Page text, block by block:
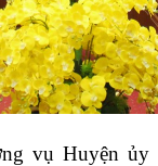
vụ Huyện ủy